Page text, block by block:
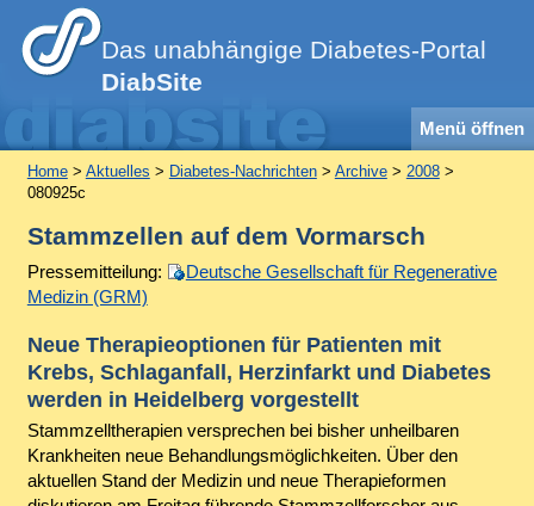
Das unabhängige Diabetes-Portal
DiabSite
Menü öffnen
Home> Aktuelles > Diabetes-Nachrichten> Archive> 2008>
080925c
Stammzellen auf dem Vormarsch
Pressemitteilung:
Deutsche Gesellschaft für Regenerative
Medizin (GRM)
Neue Therapieoptionen für Patienten mit
Krebs, Schlaganfall, Herzinfarkt und Diabetes
werden in Heidelberg vorgestellt
Stammzelltherapien versprechen bei bisher unheilbaren
Krankheiten neue Behandlungsmöglichkeiten. Über den
aktuellen Stand der Medizin und neue Therapieformen